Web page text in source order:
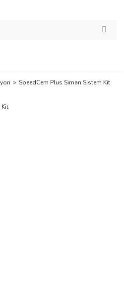
SpeedCem Plus Siman Sistem Kit